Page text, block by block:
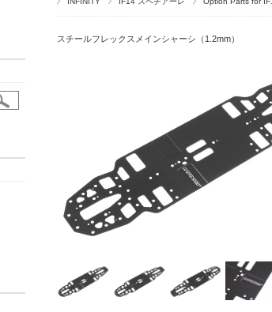
スチールフレックスメインシャーシ（1.2mm）